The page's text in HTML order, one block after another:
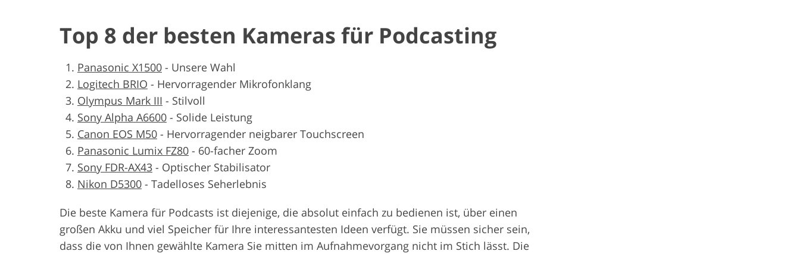
Top 8 der besten Kameras für Podcasting
Panasonic X1500 - Unsere Wahl
Logitech BRIO - Hervorragender Mikrofonklang
Olympus Mark III - Stilvoll
Sony Alpha A6600 - Solide Leistung
Canon EOS M50 - Hervorragender neigbarer Touchscreen
Panasonic Lumix FZ80 - 60-facher Zoom
Sony FDR-AX43 - Optischer Stabilisator
Nikon D5300 - Tadelloses Seherlebnis
Die beste Kamera für Podcasts ist diejenige, die absolut einfach zu bedienen ist, über einen
großen Akku und viel Speicher für Ihre interessantesten Ideen verfügt. Sie müssen sicher sein,
dass die von Ihnen gewählte Kamera Sie mitten im Aufnahmevorgang nicht im Stich lässt. Die